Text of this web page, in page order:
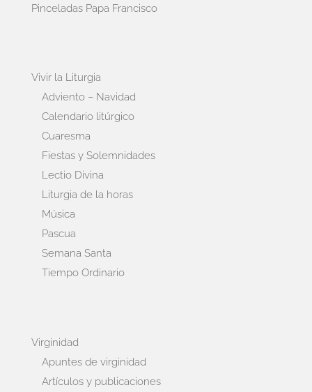
Pinceladas Papa Francisco
Vivir la Liturgia
Adviento – Navidad
Calendario litúrgico
Cuaresma
Fiestas y Solemnidades
Lectio Divina
Liturgia de la horas
Música
Pascua
Semana Santa
Tiempo Ordinario
Virginidad
Apuntes de virginidad
Artículos y publicaciones